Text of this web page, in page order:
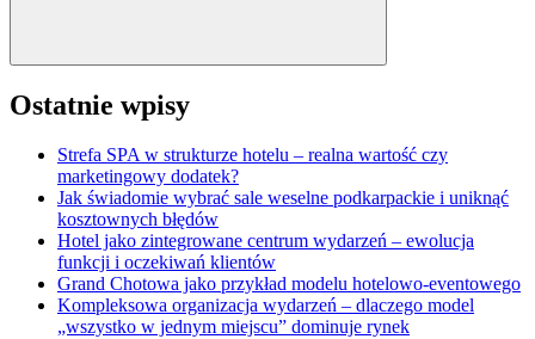
Ostatnie wpisy
Strefa SPA w strukturze hotelu – realna wartość czy
marketingowy dodatek?
Jak świadomie wybrać sale weselne podkarpackie i uniknąć
kosztownych błędów
Hotel jako zintegrowane centrum wydarzeń – ewolucja
funkcji i oczekiwań klientów
Grand Chotowa jako przykład modelu hotelowo-eventowego
Kompleksowa organizacja wydarzeń – dlaczego model
„wszystko w jednym miejscu” dominuje rynek